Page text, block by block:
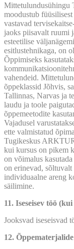
Mittetulundusühingu
moodustub
vastavad
jaoks piisavalt ruumi
esteetilise
esitlustehnikaga, on
Õppimiseks
vahendeid.
õppeklassid Jõhvis,
Tallinnas, Narvas ja
laudu ja toole
õppemeetodite
Vajadusel
ette valmistatud
Tugikeskus
kui kursus on pikem
on võimalus
on erinevad, sõltuvalt
individuaalne areng
säilimine.
11. Iseseisev töö
Jooksvad iseseisvad
12.